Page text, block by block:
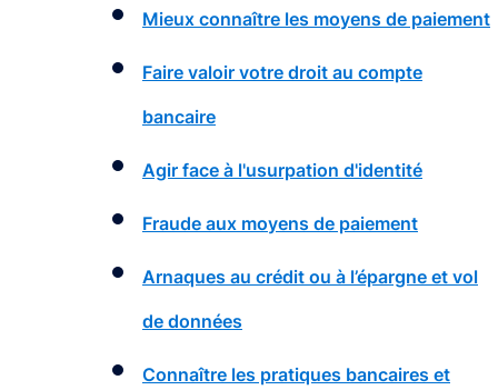
Mieux connaître les moyens de paiement
Faire valoir votre droit au compte
bancaire
Agir face à l'usurpation d'identité
Fraude aux moyens de paiement
Arnaques au crédit ou à l’épargne et vol
de données
Connaître les pratiques bancaires et